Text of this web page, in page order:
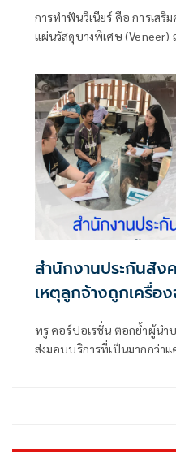
การทำฟันวีเนียร์ คือ การเสริ
แผ่นวัสดุบางพิเศษ
สำนักงานประกันสัง
เหตุลูกจ้างถูกเครื่อ
จังหวัดสุพรรณบุรี
ทรู คอร์ปอเรชั่น ตอกย้ำผู้นำ
ส่งมอบบริการที่เป็นมากกว่าแ